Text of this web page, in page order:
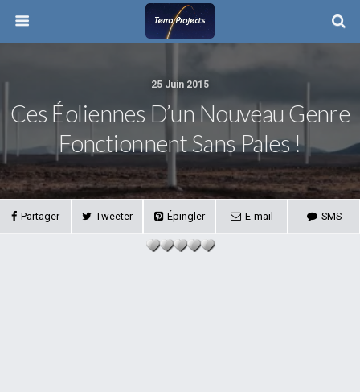
25 Juin 2015
Ces Éoliennes D’un Nouveau Genre
Fonctionnent Sans Pales !
Partager Tweeter Épingler E-mail SMS